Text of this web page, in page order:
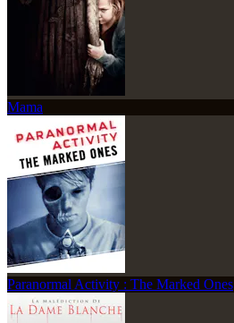
Mama
Paranormal Activity : The Marked Ones